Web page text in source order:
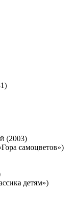
(2003)
самоцветов»)
детям»)